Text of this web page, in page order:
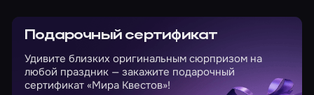
Подарочный сертификат
Удивите близких оригинальным сюрпризом на
любой праздник — закажите подарочный
сертификат «Мира Квестов»!